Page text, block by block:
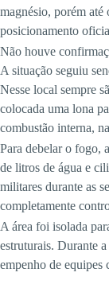
magnésio, porém
posicionamento
Não houve
A situação seguiu
Nesse local sempre
colocada uma lona
combustão interna,
Para debelar o fogo,
de litros de água e
militares durante as
completamente
A área foi isolada
estruturais. Durante
empenho de equipes